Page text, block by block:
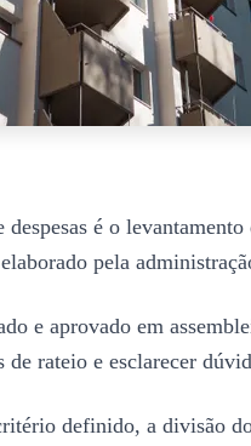
é o
pela
e aprovado em
rateio e esclarecer
definido, a divisão